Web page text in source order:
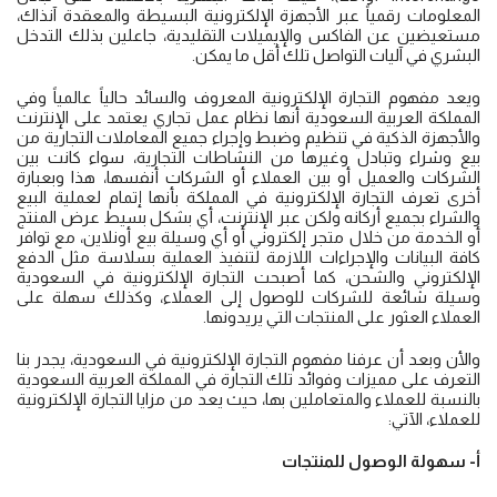
المعلومات رقمياً عبر الأجهزة الإلكترونية البسيطة والمعقدة آنذاك،
مستعيضين عن الفاكس والإيميلات التقليدية، جاعلين بذلك التدخل
البشري في آليات التواصل تلك أقل ما يمكن.
ويعد مفهوم التجارة الإلكترونية المعروف والسائد حالياً عالمياً وفي
المملكة العربية السعودية أنها نظام عمل تجاري يعتمد على الإنترنت
والأجهزة الذكية في تنظيم وضبط وإجراء جميع المعاملات التجارية من
بيع وشراء وتبادل وغيرها من النشاطات التجارية، سواء كانت بين
الشركات والعميل أو بين العملاء أو الشركات أنفسها، هذا وبعبارة
أخرى تعرف التجارة الإلكترونية في المملكة بأنها إتمام لعملية البيع
والشراء بجميع أركانه ولكن عبر الإنترنت، أي بشكل بسيط عرض المنتج
أو الخدمة من خلال متجر إلكتروني أو أي وسيلة بيع أونلاين، مع توافر
كافة البيانات والإجراءات اللازمة لتنفيذ العملية بسلاسة مثل الدفع
الإلكتروني والشحن، كما أصبحت التجارة الإلكترونية في السعودية
وسيلة شائعة للشركات للوصول إلى العملاء، وكذلك سهلة على
العملاء العثور على المنتجات التي يريدونها.
والأن وبعد أن عرفنا مفهوم التجارة الإلكترونية في السعودية، يجدر بنا
التعرف على مميزات وفوائد تلك التجارة في المملكة العربية السعودية
بالنسبة للعملاء والمتعاملين بها، حيث يعد من مزايا التجارة الإلكترونية
للعملاء، الآتي:
أ- سهولة الوصول للمنتجات